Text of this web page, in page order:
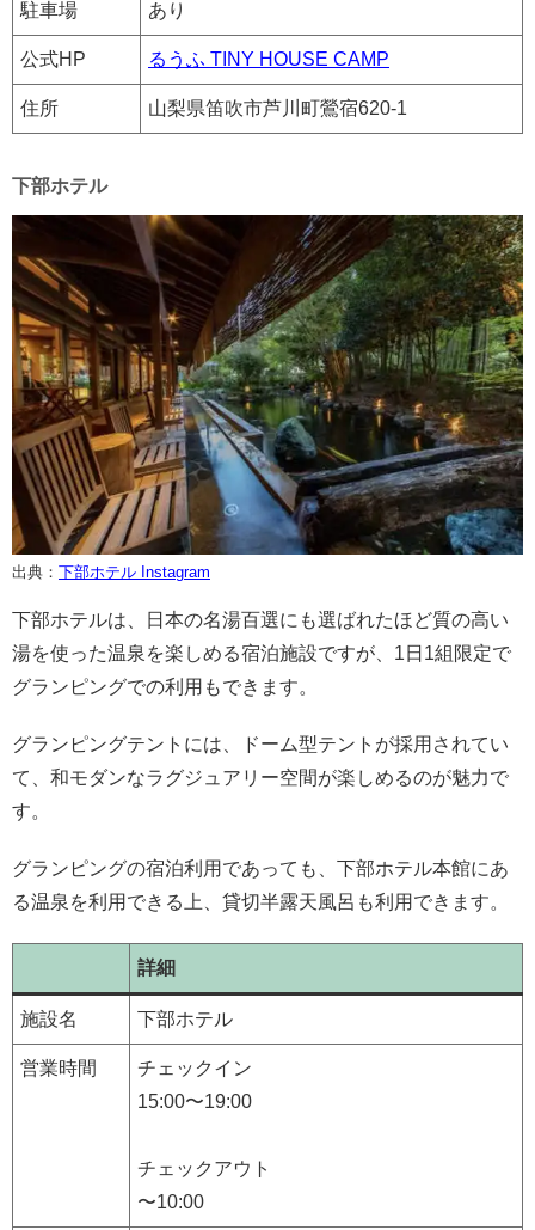
駐車場 あり
公式HP るうふ TINY HOUSE CAMP
住所 山梨県笛吹市芦川町鶯宿620-1
下部ホテル
出典： 下部ホテル Instagram
下部ホテルは、日本の名湯百選にも選ばれたほど質の高い
湯を使った温泉を楽しめる宿泊施設ですが、1日1組限定で
グランピングでの利用もできます。
グランピングテントには、ドーム型テントが採用されてい
て、和モダンなラグジュアリー空間が楽しめるのが魅力で
す。
グランピングの宿泊利用であっても、下部ホテル本館にあ
る温泉を利用できる上、貸切半露天風呂も利用できます。
詳細
施設名 下部ホテル
営業時間
チェックイン
15:00〜19:00
チェックアウト
〜10:00